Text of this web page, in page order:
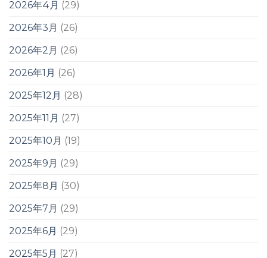
2026年4月 (29)
2026年3月 (26)
2026年2月 (26)
2026年1月 (26)
2025年12月 (28)
2025年11月 (27)
2025年10月 (19)
2025年9月 (29)
2025年8月 (30)
2025年7月 (29)
2025年6月 (29)
2025年5月 (27)